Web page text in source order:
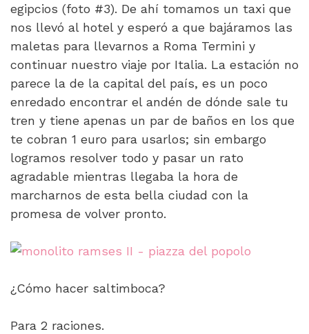
egipcios (foto #3). De ahí tomamos un taxi que
nos llevó al hotel y esperó a que bajáramos las
maletas para llevarnos a Roma Termini y
continuar nuestro viaje por Italia. La estación no
parece la de la capital del país, es un poco
enredado encontrar el andén de dónde sale tu
tren y tiene apenas un par de baños en los que
te cobran 1 euro para usarlos; sin embargo
logramos resolver todo y pasar un rato
agradable mientras llegaba la hora de
marcharnos de esta bella ciudad con la
promesa de volver pronto.
¿Cómo hacer saltimboca?
Para 2 raciones.